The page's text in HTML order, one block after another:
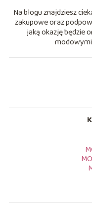
Na blogu znajdziesz
zakupowe oraz
jaką okazję będzie